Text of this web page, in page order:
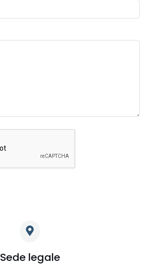
Sede legale